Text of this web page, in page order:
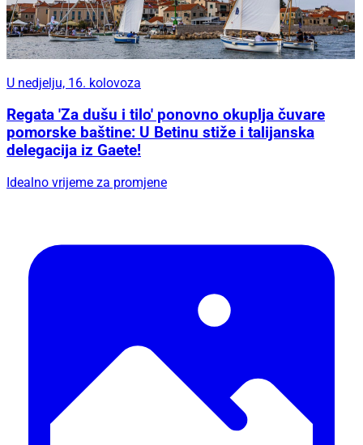
U nedjelju, 16. kolovoza
Regata 'Za dušu i tilo' ponovno okuplja čuvare
pomorske baštine: U Betinu stiže i talijanska
delegacija iz Gaete!
Idealno vrijeme za promjene